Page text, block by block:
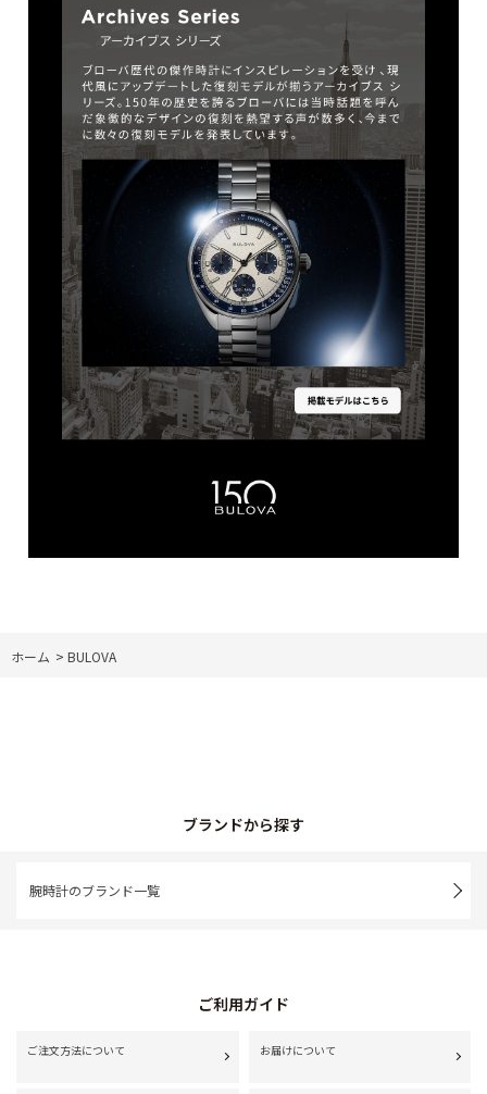
ホーム > BULOVA
ブランドから探す
腕時計のブランド一覧
ご利用ガイド
ご注文方法について お届けについて